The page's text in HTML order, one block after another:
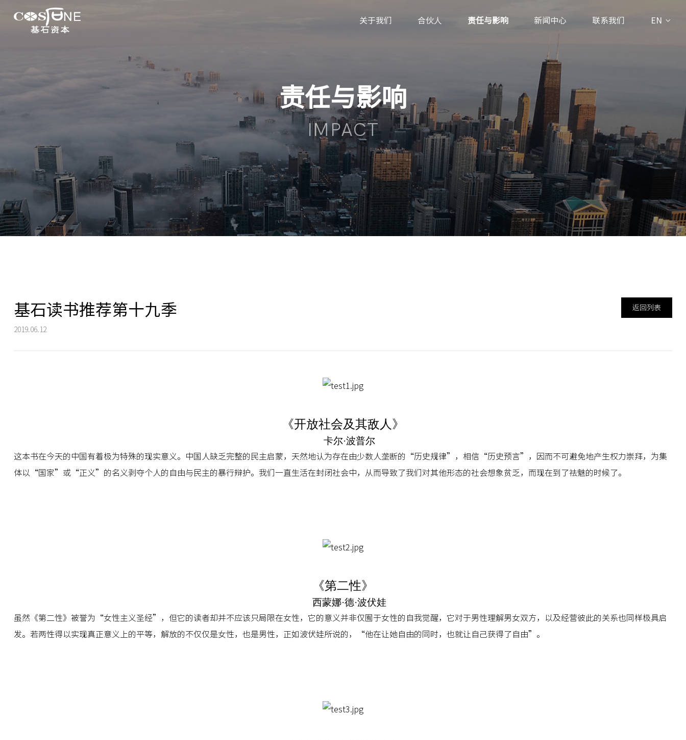
EN
关于我们 合伙人 责任与影响 新闻中心 联系我们
责任与影响
IMPACT
基石读书推荐第十九季
2019.06.12
返回列表
《开放社会及其敌人》
卡尔·波普尔
这本书在今天的中国有着极为特殊的现实意义。中国人缺乏完整的民主启蒙，天然地认为存在由少数人垄断的“历史规律”，相信“历史预言”，因而不可避免地产生权力崇拜，为集
体以“国家”或“正义”的名义剥夺个人的自由与民主的暴行辩护。我们一直生活在封闭社会中，从而导致了我们对其他形态的社会想象贫乏，而现在到了祛魅的时候了。
《第二性》
西蒙娜·德·波伏娃
虽然《第二性》被誉为“女性主义圣经”，但它的读者却并不应该只局限在女性，它的意义并非仅囿于女性的自我觉醒，它对于男性理解男女双方，以及经营彼此的关系也同样极具启
发。若两性得以实现真正意义上的平等，解放的不仅仅是女性，也是男性，正如波伏娃所说的，“他在让她自由的同时，也就让自己获得了自由”。